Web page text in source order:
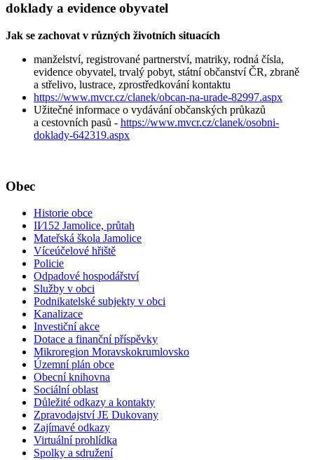
doklady a evidence obyvatel
Jak se zachovat v různých životních situacích
manželství, registrované partnerství, matriky, rodná čísla,
evidence obyvatel, trvalý pobyt, státní občanství ČR, zbraně
a střelivo, lustrace, zprostředkování kontaktu
https://www.mvcr.cz/clanek/obcan-na-urade-82997.aspx
Užitečné informace o vydávání občanských průkazů
a cestovních pasů - https://www.mvcr.cz/clanek/osobni-
doklady-642319.aspx
Obec
Historie obce
II⁄152 Jamolice, průtah
Mateřská škola Jamolice
Víceúčelové hřiště
Policie
Odpadové hospodářství
Služby v obci
Podnikatelské subjekty v obci
Kanalizace
Investiční akce
Dotace a finanční příspěvky
Mikroregion Moravskokrumlovsko
Územní plán obce
Obecní knihovna
Sociální oblast
Důležité odkazy a kontakty
Zpravodajství JE Dukovany
Zajímavé odkazy
Virtuální prohlídka
Spolky a sdružení